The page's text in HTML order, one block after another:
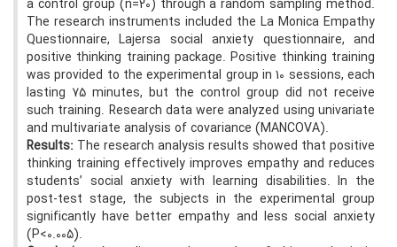
a control group (n=20) through a random sampling method.
The research instruments included the La Monica Empathy
Questionnaire, Lajersa social anxiety questionnaire, and
positive thinking training package. Positive thinking training
was provided to the experimental group in 10 sessions, each
lasting 75 minutes, but the control group did not receive
such training. Research data were analyzed using univariate
and multivariate analysis of covariance (MANCOVA).
Results: The research analysis results showed that positive
thinking training effectively improves empathy and reduces
students’ social anxiety with learning disabilities. In the
post-test stage, the subjects in the experimental group
significantly have better empathy and less social anxiety
(P<0.005).